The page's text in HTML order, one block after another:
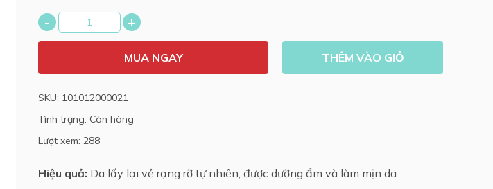
- +
MUA NGAY THÊM VÀO GIỎ
SKU: 101012000021
Tình trạng: Còn hàng
Lượt xem: 288
Hiệu quả: Da lấy lại vẻ rạng rỡ tự nhiên, được dưỡng ẩm và làm mịn da.